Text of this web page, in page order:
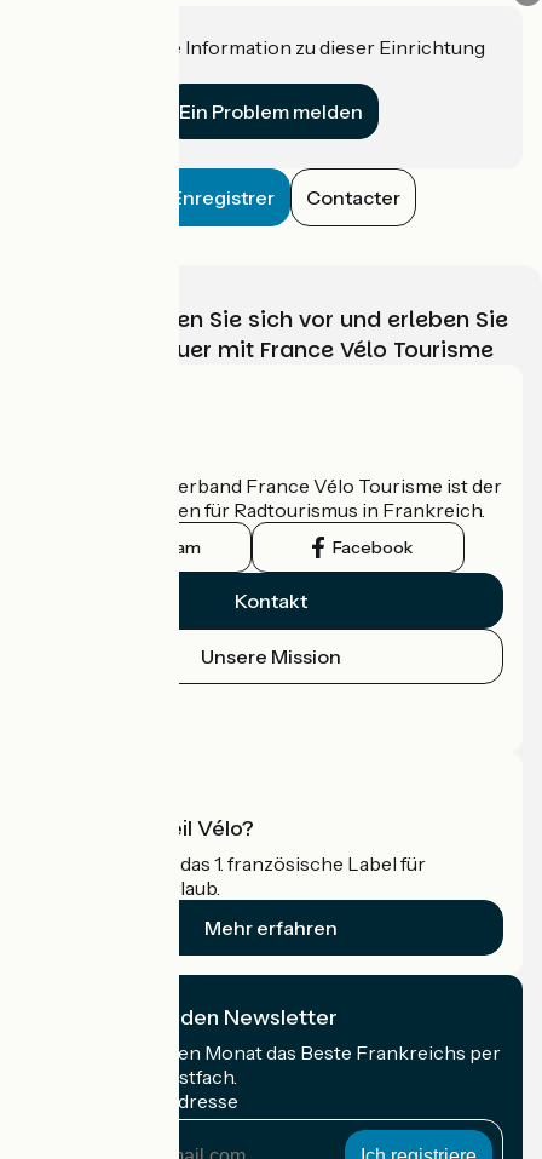
Haben Sie eine Information zu dieser Einrichtung
Ein Problem melden
Enregistrer Contacter
Wählen, bereiten Sie sich vor und erleben Sie
Ihr Radabenteuer mit France Vélo Tourisme
Der nationale Verband France Vélo Tourisme ist der
offizielle Leitfaden für Radtourismus in Frankreich.
Instagram Facebook
Kontakt
Unsere Mission
Was ist Accueil Vélo?
Accueil Vélo ist das 1. französische Label für
Radfahrer im Urlaub.
Mehr erfahren
Ich abonniere den Newsletter
Erhalten Sie jeden Monat das Beste Frankreichs per
Rad in Ihrem Postfach.
Meine E-Mail-Adresse